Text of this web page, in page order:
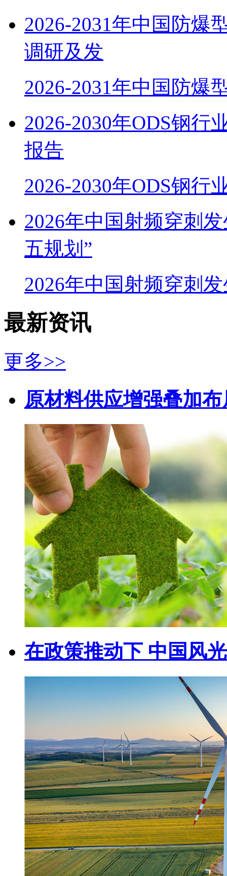
2026-2031年中国防爆
调研及发
2026-2031年中国防爆
2026-2030年ODS钢行
报告
2026-2030年ODS钢行
2026年中国射频穿刺
五规划”
2026年中国射频穿刺
最新资讯
更多>>
原材料供应增强叠加
在政策推动下 中国风